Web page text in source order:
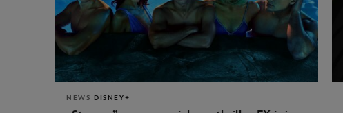
NEWS DISNEY+